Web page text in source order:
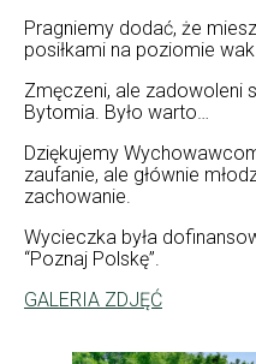
Pragniemy dodać, że
posiłkami na poziomie
Zmęczeni, ale zadowoleni
Bytomia. Było warto…
Dziękujemy
zaufanie, ale głównie
zachowanie.
Wycieczka była
“Poznaj Polskę”.
GALERIA ZDJĘĆ